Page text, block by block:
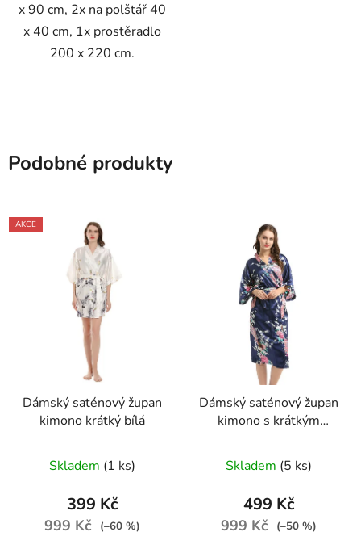
x 90 cm, 2x na polštář 40
x 40 cm, 1x prostěradlo
200 x 220 cm.
Podobné produkty
AKCE
Dámský saténový župan
kimono krátký bílá
Skladem (1 ks)
399 Kč
999 Kč (–60 %)
Dámský saténový župan
kimono s krátkým
Skladem (5 ks)
499 Kč
999 Kč (–50 %)